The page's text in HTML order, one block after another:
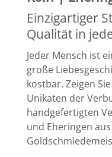
Einzigartiger
Qualität in
Jeder Mensch ist
große
kostbar. Zeigen
Unikaten der
handgefertigten
und Eheringen